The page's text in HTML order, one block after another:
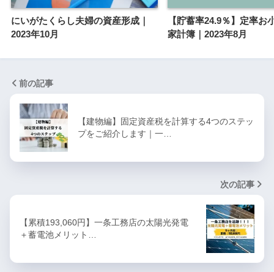
にいがたくらし夫婦の資産形成｜
2023年10月
【貯蓄率24.9％】定率お
家計簿｜2023年8月
前の記事
【建物編】固定資産税を計算する4つのステッ
プをご紹介します｜一…
次の記事
【累積193,060円】一条工務店の太陽光発電
＋蓄電池メリット…